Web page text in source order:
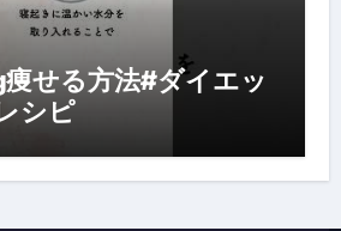
せる方法#ダイエッ
シピ